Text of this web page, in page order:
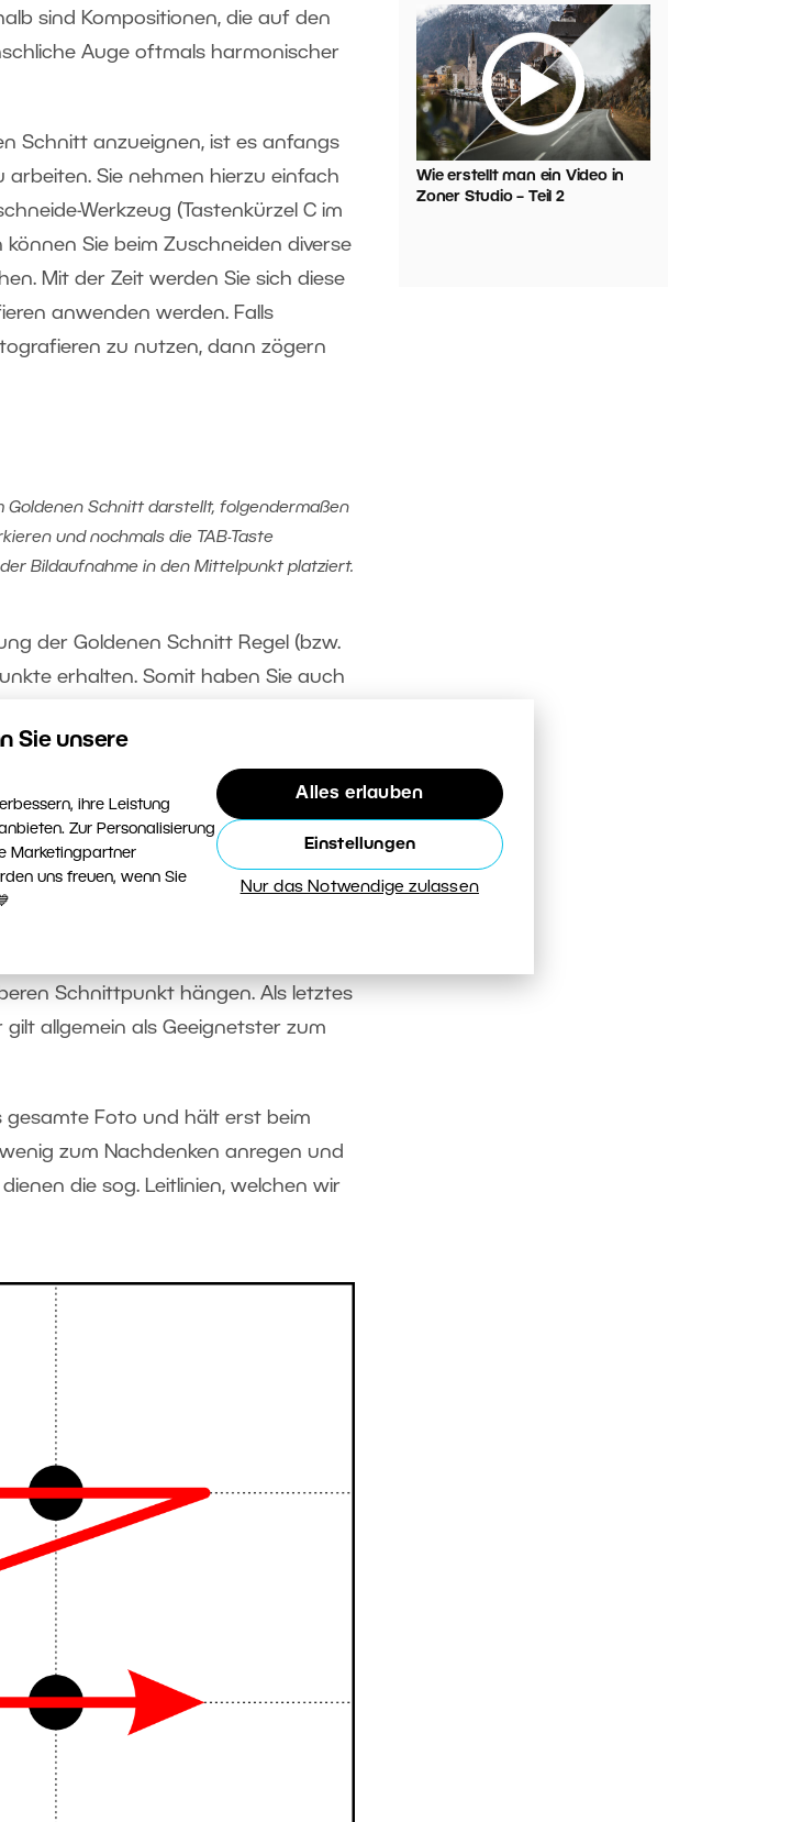
Sie unsere
ihre Leistung
Zur Personalisierung
Marketingpartner
uns freuen, wenn Sie
Alles erlauben
Einstellungen
Nur das Notwendige zulassen
sind Kompositionen, die auf den
Auge oftmals harmonischer
Schnitt anzueignen, ist es anfangs
Sie nehmen hierzu einfach
Werkzeug (Tastenkürzel C im
Sie beim Zuschneiden diverse
Mit der Zeit werden Sie sich diese
anwenden werden. Falls
zu nutzen, dann zögern
Goldenen Schnitt darstellt, folgendermaßen
und nochmals die TAB-Taste
Bildaufnahme in den Mittelpunkt platziert.
der Goldenen Schnitt Regel (bzw.
erhalten. Somit haben Sie auch
der Regel des Goldenen
in einem Schnittpunkt
im Hintergrund,
Hauptmotiv platziert, sollte man
gelesen wird. Nicht nur Texte,
von oben nach unten gelesen.
Schnittpunkt hängen. Als letztes
allgemein als Geeignetster zum
gesamte Foto und hält erst beim
zum Nachdenken anregen und
die sog. Leitlinien, welchen wir
Wie erstellt man ein Video in
Zoner Studio – Teil 2